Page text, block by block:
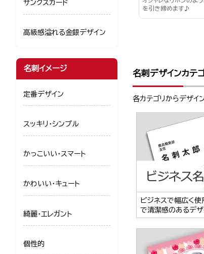
を引き締めます♪
名刺デザインカテ
各カテゴリからデザイ
ビジネスで幅広く使
で清潔感のあるデザ
サンクスカード
高級感溢れる金銀デザイン
名刺イメージ
定番デザイン
スッキリ・シンプル
かっこいい・スマート
かわいい・キュート
綺麗・エレガント
個性的